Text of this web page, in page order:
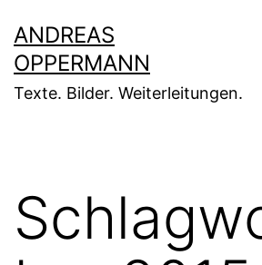
Inhalt
springen
ANDREAS
OPPERMANN
Texte. Bilder. Weiterleitungen.